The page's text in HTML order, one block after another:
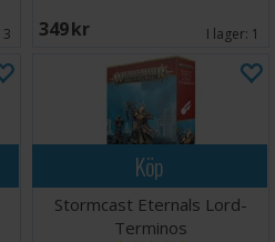
3 349 SEK I lager: 1
Köp
Stormcast Eternals Lord-
Terminos